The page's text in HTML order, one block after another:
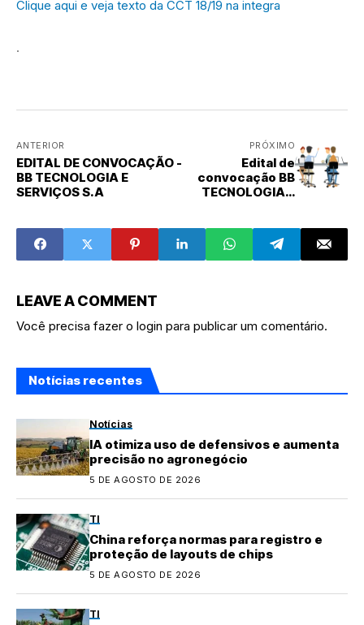
Clique aqui e veja texto da CCT 18/19 na integra
.
ANTERIOR
EDITAL DE CONVOCAÇÃO -
BB TECNOLOGIA E
SERVIÇOS S.A
PRÓXIMO
Edital de
convocação BB
TECNOLOGIA E
LEAVE A COMMENT
Você precisa fazer o login para publicar um comentário.
Notícias recentes
Notícias
IA otimiza uso de defensivos e aumenta
precisão no agronegócio
5 DE AGOSTO DE 2026
TI
China reforça normas para registro e
proteção de layouts de chips
5 DE AGOSTO DE 2026
TI